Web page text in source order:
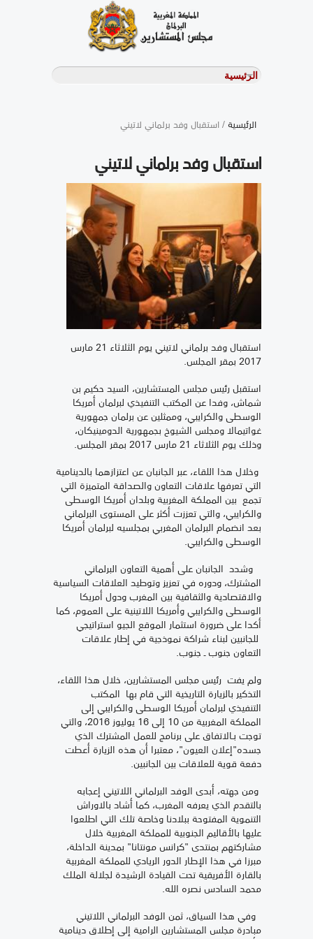
الرئيسية/ استقبال وفد برلماني لاتيني
استقبال وفد برلماني لاتيني
استقبال وفد برلماني لاتيني يوم الثلاثاء 21 مارس
2017 بمقر المجلس.
استقبل رئيس مجلس المستشارين، السيد حكيم بن
شماش، وفدا عن المكتب التنفيذي لبرلمان أمريكا
الوسطى والكرايبي، وممثلين عن برلمان جمهورية
غواتيمالا ومجلس الشيوخ بجمهورية الدومينيكان،
وذلك يوم الثلاثاء 21 مارس 2017 بمقر المجلس.
وخلال هذا اللقاء، عبر الجانبان عن اعتزازهما بالدينامية
التي تعرفها علاقات التعاون والصداقة المتميزة التي
تجمع بين المملكة المغربية وبلدان أمريكا الوسطى
والكرايبي، والتي تعززت أكثر على المستوى البرلماني
بعد انضمام البرلمان المغربي بمجلسيه لبرلمان أمريكا
الوسطى والكرايبي.
وشدد الجانبان على أهمية التعاون البرلماني
المشترك، ودوره في تعزيز وتوطيد العلاقات السياسية
والاقتصادية والثقافية بين المغرب ودول أمريكا
الوسطى والكرايبي وأمريكا اللاتينية على العموم، كما
أكدا على ضرورة استثمار الموقع الجيو استراتيجي
للجانبين لبناء شراكة نموذجية في إطار علاقات
التعاون جنوب ـ جنوب.
ولم يفت رئيس مجلس المستشارين، خلال هذا اللقاء،
التذكير بالزيارة التاريخية التي قام بها المكتب
التنفيذي لبرلمان أمريكا الوسطى والكرايبي إلى
المملكة المغربية من 10 إلى 16 يوليوز 2016، والتي
توجت بـالاتفاق على برنامج للعمل المشترك الذي
جسده"إعلان العيون"، معتبرا أن هذه الزيارة أعطت
دفعة قوية للعلاقات بين الجانبين.
ومن جهته، أبدى الوفد البرلماني اللاتيني إعجابه
بالتقدم الذي يعرفه المغرب، كما أشاد بالاوراش
التنموية المفتوحة ببلادنا وخاصة تلك التي اطلعوا
عليها بالأقاليم الجنوبية للمملكة المغربية خلال
مشاركتهم بمنتدى "كرانس مونتانا" بمدينة الداخلة،
مبرزا في هذا الإطار الدور الريادي للمملكة المغربية
بالقارة الأفريقية تحت القيادة الرشيدة لجلالة الملك
محمد السادس نصره الله.
وفي هذا السياق، ثمن الوفد البرلماني اللاتيني
مبادرة مجلس المستشارين الرامية إلى إطلاق دينامية